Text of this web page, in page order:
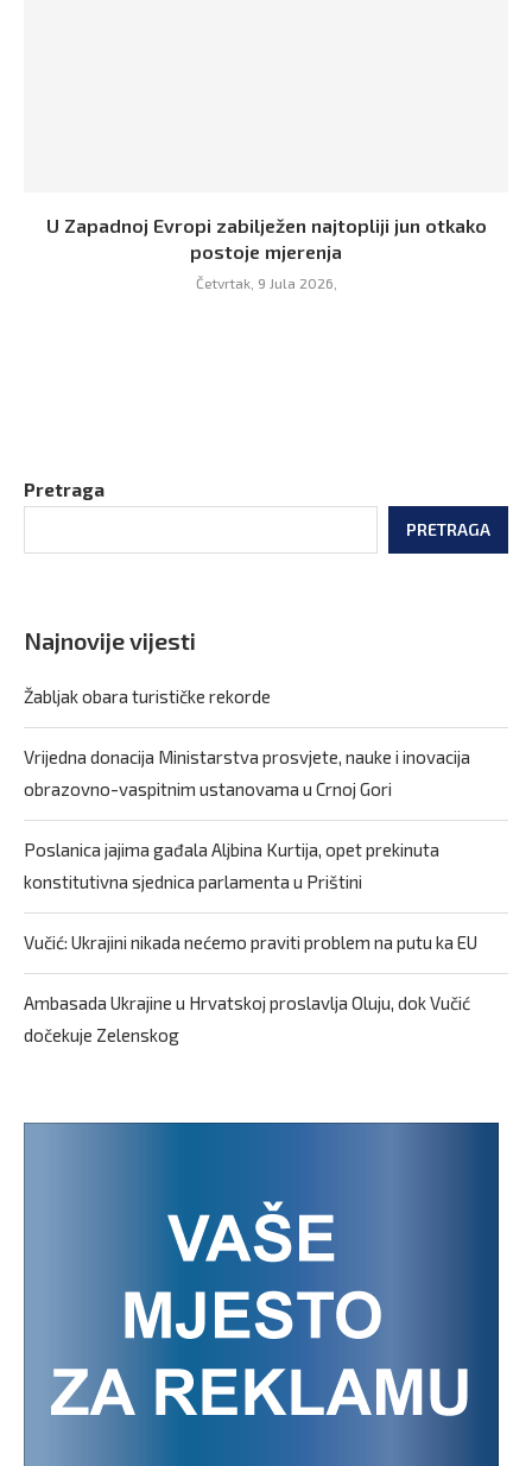
U Zapadnoj Evropi zabilježen najtopliji jun otkako
postoje mjerenja
Četvrtak, 9 Jula 2026,
Pretraga
PRETRAGA
Najnovije vijesti
Žabljak obara turističke rekorde
Vrijedna donacija Ministarstva prosvjete, nauke i inovacija
obrazovno-vaspitnim ustanovama u Crnoj Gori
Poslanica jajima gađala Aljbina Kurtija, opet prekinuta
konstitutivna sjednica parlamenta u Prištini
Vučić: Ukrajini nikada nećemo praviti problem na putu ka EU
Ambasada Ukrajine u Hrvatskoj proslavlja Oluju, dok Vučić
dočekuje Zelenskog